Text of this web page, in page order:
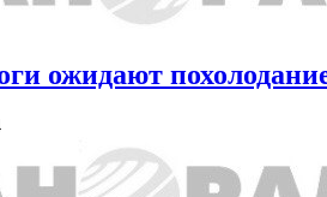
ожидают